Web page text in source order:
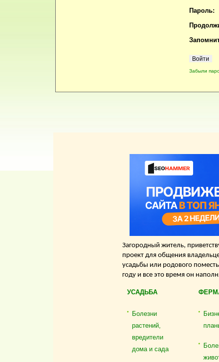
Пароль:
Забыли
Загородный житель,
проект для общения
усадьбы или родового
году и все это время он
УСАДЬБА
Болезни
растений,
вредители
дома и сада